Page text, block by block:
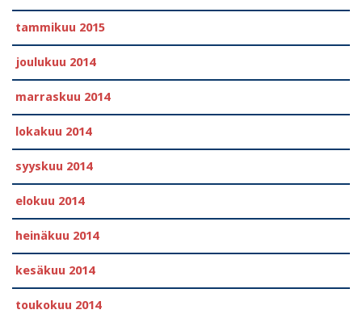
tammikuu 2015
joulukuu 2014
marraskuu 2014
lokakuu 2014
syyskuu 2014
elokuu 2014
heinäkuu 2014
kesäkuu 2014
toukokuu 2014